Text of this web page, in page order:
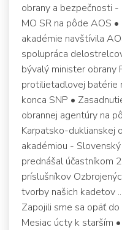
obrany a bezpečnosti
MO SR na pôde AOS
akadémie navštívila
spolupráca
bývalý minister obrany
protilietadlovej batérie
konca SNP •
obrannej agentúry na
Karpatsko-duklianskej
akadémiou -
prednášal účastníkom
príslušníkov
tvorby našich kadetov
Zapojili sme sa opäť
Mesiac úcty k starším